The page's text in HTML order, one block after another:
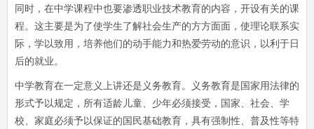
同时，在中学课程中也要渗透职业技术教育的内容，开设有关的课
程。这主要是为了使学生了解社会生产的方方面面，使理论联系实
际，学以致用，培养他们的动手能力和热爱劳动的意识，以利于日
后的就业。
中学教育在一定意义上讲还是义务教育。义务教育是国家用法律的
形式予以规定，所有适龄儿童、少年必须接受，国家、社会、学
校、家庭必须予以保证的国民基础教育，具有强制性、普及性等特